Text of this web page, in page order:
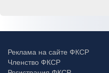
Реклама на сайте ФКСР
Членство ФКСР